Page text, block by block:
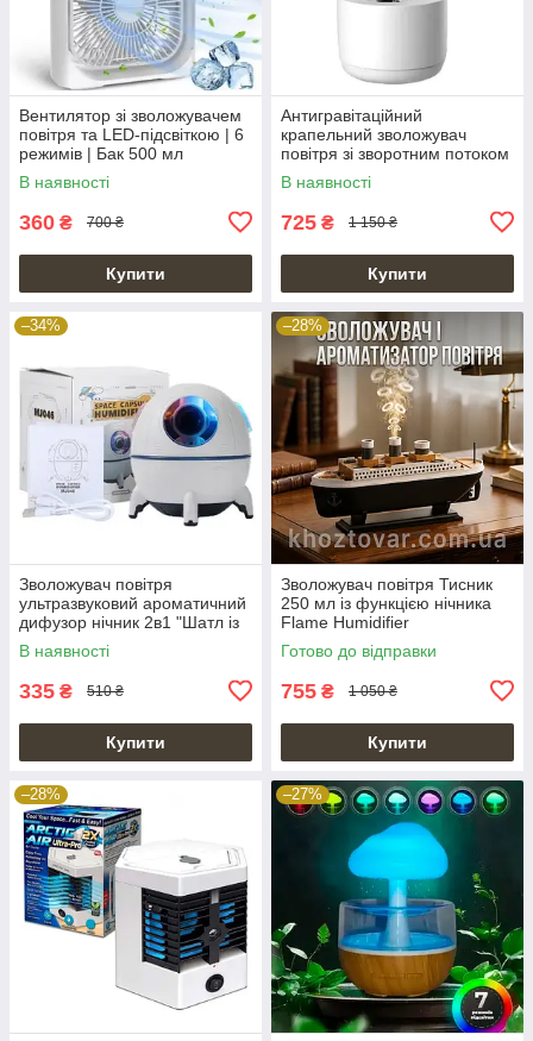
Вентилятор зі зволожувачем
повітря та LED-підсвіткою | 6
режимів | Бак 500 мл
В наявності
360 ₴ 700 ₴
Купити
Антигравітаційний
крапельний зволожувач
повітря зі зворотним потоком
Anti Gravity Humidifier
В наявності
725 ₴ 1 150 ₴
Купити
–34%
Зволожувач повітря
ультразвуковий ароматичний
дифузор нічник 2в1 "Шатл із
астронавтом"
В наявності
335 ₴ 510 ₴
Купити
–28%
Зволожувач повітря Тисник
250 мл із функцією нічника
Flame Humidifier
Готово до відправки
755 ₴ 1 050 ₴
Купити
–28% –27%